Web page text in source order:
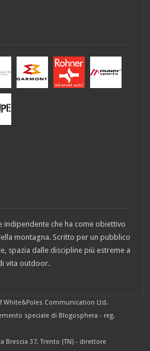
indipendente che ha come obiettivo
montagna. Scritto per un pubblico
spazia dalle discipline più estreme a
vita outdoor.
White&Poles Communication Ltd.
speciale di Blogosphera - reg.
Brescia 37, Trento (TN) - direttore